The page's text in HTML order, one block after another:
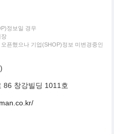
정보일 경우
장
픈했으나 기업(SHOP)정보 미변경중인
86 창강빌딩 1011호